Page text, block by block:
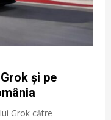
și pe
Grok către